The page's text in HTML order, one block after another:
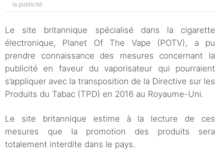
la publicité
Le site britannique spécialisé dans la cigarette
électronique, Planet Of The Vape (POTV), a pu
prendre connaissance des mesures concernant la
publicité en faveur du vaporisateur qui pourraient
s’appliquer avec la transposition de la Directive sur les
Produits du Tabac (TPD) en 2016 au Royaume-Uni.
Le site britannique estime à la lecture de ces
mesures que la promotion des produits sera
totalement interdite dans le pays.